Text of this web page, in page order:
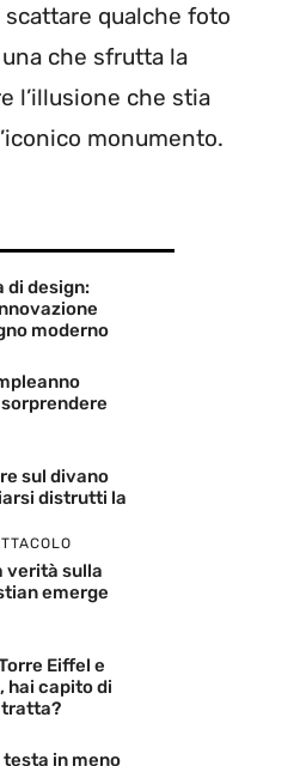
qualche foto
che sfrutta la
l’illusione che stia
monumento.
di design:
moderno
sul divano
distrutti la
verità sulla
emerge
Eiffel e
hai capito di
tratta?
testa in meno